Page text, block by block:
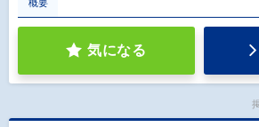
概要
気になる